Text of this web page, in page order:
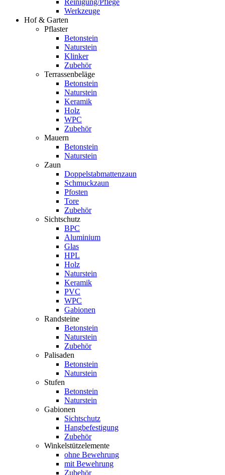
Reinigung/Pflege
Werkzeuge
Hof & Garten
Pflaster
Betonstein
Naturstein
Klinker
Zubehör
Terrassenbeläge
Betonstein
Naturstein
Keramik
Holz
WPC
Zubehör
Mauern
Betonstein
Naturstein
Zaun
Doppelstabmattenzaun
Schmuckzaun
Pfosten
Tore
Zubehör
Sichtschutz
BPC
Aluminium
Glas
HPL
Holz
Naturstein
Keramik
PVC
WPC
Gabionen
Randsteine
Betonstein
Naturstein
Zubehör
Palisaden
Betonstein
Naturstein
Stufen
Betonstein
Naturstein
Gabionen
Sichtschutz
Hangbefestigung
Zubehör
Winkelstützelemente
ohne Bewehrung
mit Bewehrung
Zubehör